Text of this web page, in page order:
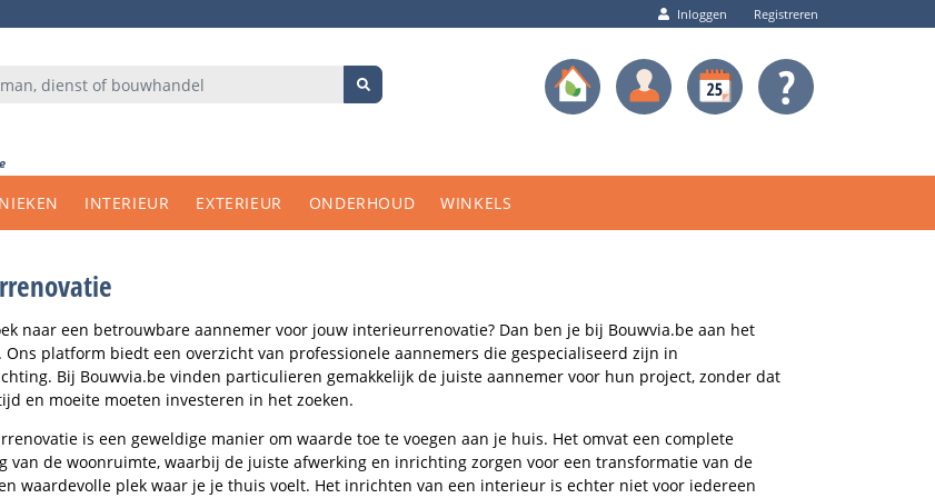
Inloggen Registreren
INTERIEUR EXTERIEUR ONDERHOUD WINKELS
naar een betrouwbare aannemer voor jouw interieurrenovatie? Dan ben je bij Bouwvia.be aan het
Ons platform biedt een overzicht van professionele aannemers die gespecialiseerd zijn in
Bij Bouwvia.be vinden particulieren gemakkelijk de juiste aannemer voor hun project, zonder dat
en moeite moeten investeren in het zoeken.
is een geweldige manier om waarde toe te voegen aan je huis. Het omvat een complete
van de woonruimte, waarbij de juiste afwerking en inrichting zorgen voor een transformatie van de
waardevolle plek waar je je thuis voelt. Het inrichten van een interieur is echter niet voor iedereen